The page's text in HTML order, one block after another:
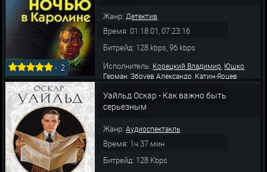
-2
Жанр: Детектив
Время: 01:18:01, 07:23:16
Битрейд: 128 kbps, 96 kbps
Исполнитель: Корецкий Владимир Юшко
Герман ,Збруев Александр Катин-Ярцев
Семён,Шабарин Лев,Толмазов Борис
Печников Геннадий
Уайльд Оскар - Как важно быть
серьезным
Жанр:Аудиоспектакль
Время: 1ч.37 мин
Битрейд: 128 Kbps